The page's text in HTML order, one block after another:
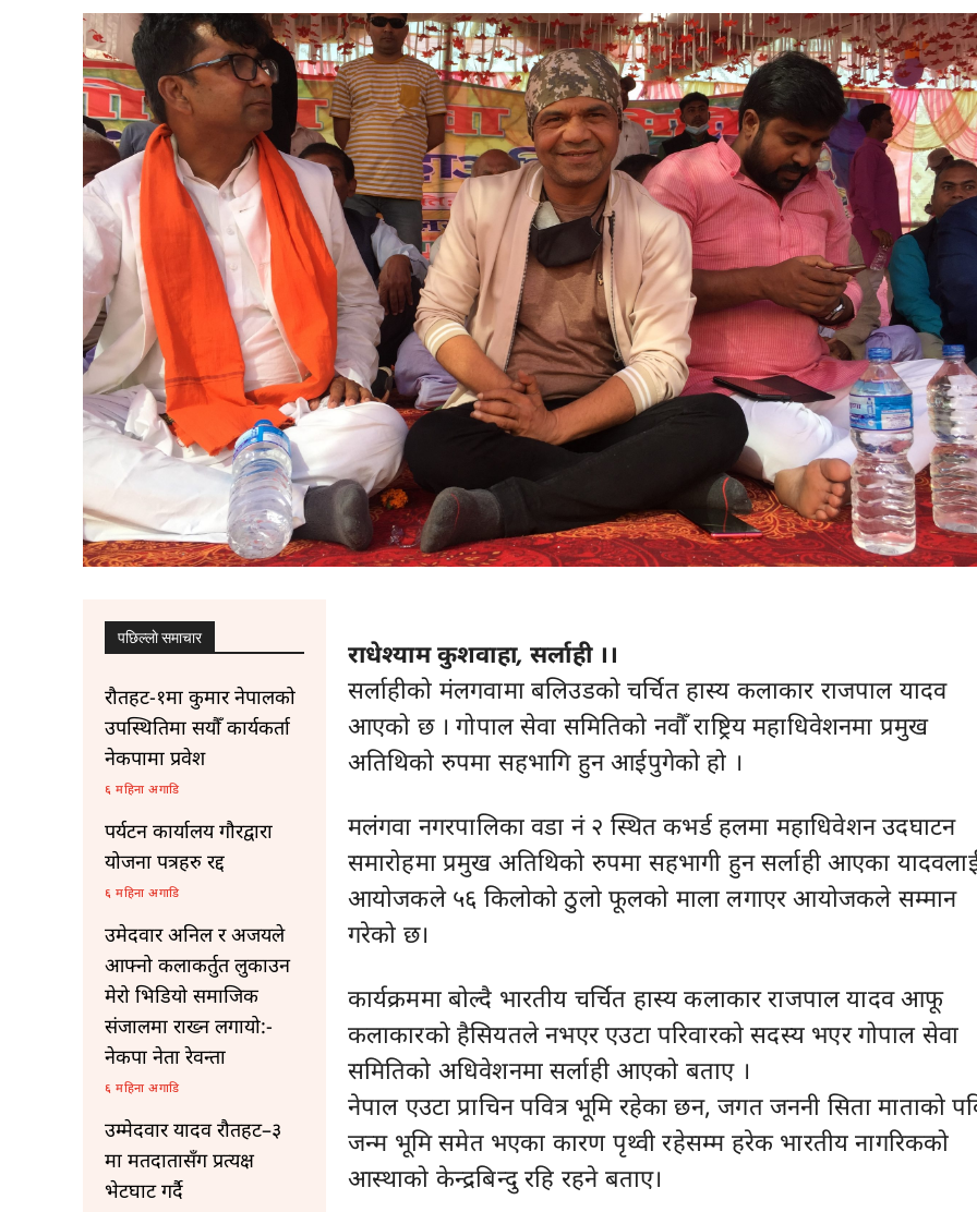
पछिल्लाे समाचार
रौतहट-१मा कुमार नेपालको
उपस्थितिमा सयौँ कार्यकर्ता
नेकपामा प्रवेश
६ महिना अगाडि
पर्यटन कार्यालय गौरद्वारा
योजना पत्रहरु रद्द
६ महिना अगाडि
उमेदवार अनिल र अजयले
आफ्नो कलाकर्तुत लुकाउन
मेरो भिडियो समाजिक
संजालमा राख्न लगायो:-
नेकपा नेता रेवन्ता
६ महिना अगाडि
उम्मेदवार यादव रौतहट–३
मा मतदातासँग प्रत्यक्ष
भेटघाट गर्दै
राधेश्याम कुशवाहा, सर्लाही ।।
सर्लाहीको मंलगवामा बलिउडको चर्चित हास्य कलाकार राजपाल यादव
आएको छ । गोपाल सेवा समितिको नवौँ राष्ट्रिय महाधिवेशनमा प्रमुख
अतिथिको रुपमा सहभागि हुन आईपुगेको हो ।
मलंगवा नगरपालिका वडा नं २ स्थित कभर्ड हलमा महाधिवेशन उदघाटन
समारोहमा प्रमुख अतिथिको रुपमा सहभागी हुन सर्लाही आएका
आयोजकले ५६ किलोको ठुलो फूलको माला लगाएर आयोजकले सम्मान
गरेको छ।
कार्यक्रममा बोल्दै भारतीय चर्चित हास्य कलाकार राजपाल यादव आफू
कलाकारको हैसियतले नभएर एउटा परिवारको सदस्य भएर गोपाल सेवा
समितिको अधिवेशनमा सर्लाही आएको बताए ।
नेपाल एउटा प्राचिन पवित्र भूमि रहेका छन, जगत जननी सिता माताको
जन्म भूमि समेत भएका कारण पृथ्वी रहेसम्म हरेक भारतीय नागरिकको
आस्थाको केन्द्रबिन्दु रहि रहने बताए।